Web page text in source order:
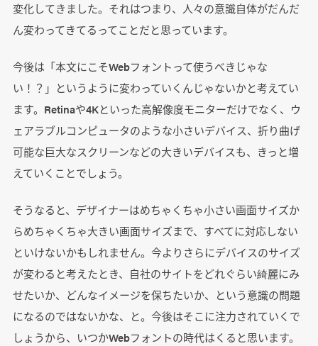
変化してきました。それはつまり、人々の意識自体がだんだ
ん変わってきてるってことだと思っています。
今後は「本文にこそWebフォントって使うべきじゃな
い！？」というように変わっていくんじゃないかと考えてい
ます。Retinaや4Kといった高解像度モニターだけでなく、ウ
ェアラブルコンピュータのような小さいデバイス、折り曲げ
可能な巨大なスクリーンなどの大きいデバイスも、きっと増
えていくことでしょう。
そうなると、デザイナーはめちゃくちゃ小さい画面サイズか
らめちゃくちゃ大きい画面サイズまで、すべてに対応しない
といけないかもしれません。今よりさらにデバイスのサイズ
が変わると考えたとき、自社のサイトをどれぐらい綺麗にみ
せたいか、どんなイメージを保ちたいか、という意識の問題
になるのではないかな、と。今後はそこに注力されていくで
しょうから、いつかWebフォントの時代はくると思います。